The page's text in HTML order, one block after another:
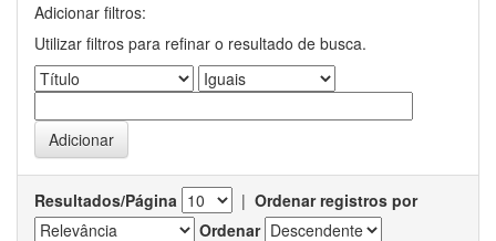
Adicionar filtros:
Utilizar filtros para refinar o resultado de busca.
Resultados/Página | Ordenar registros por
Ordenar